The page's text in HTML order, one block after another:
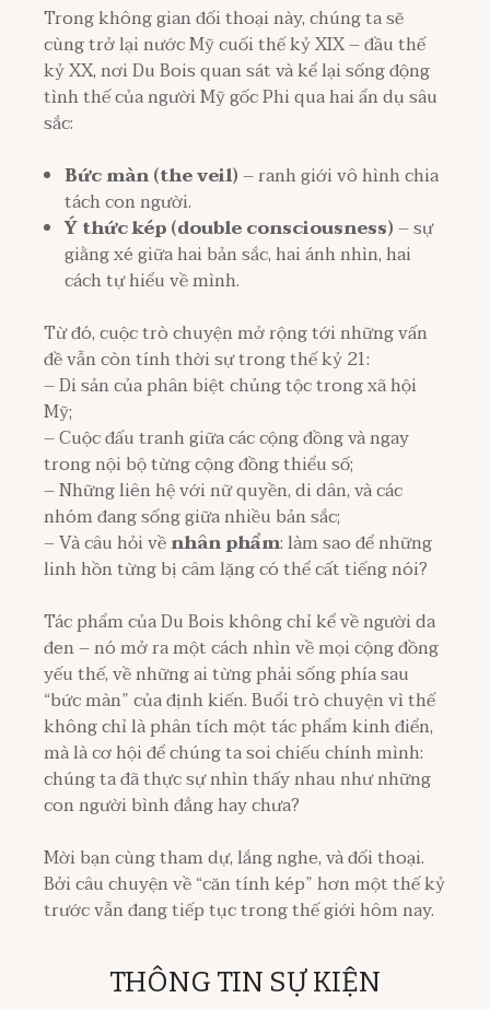
Trong không gian đối thoại này, chúng ta sẽ
cùng trở lại nước Mỹ cuối thế kỷ XIX – đầu thế
kỷ XX, nơi Du Bois quan sát và kể lại sống động
tình thế của người Mỹ gốc Phi qua hai ẩn dụ sâu
sắc:
Bức màn (the veil)– ranh giới vô hình chia
tách con người.
Ý thức kép (double consciousness)– sự
giằng xé giữa hai bản sắc, hai ánh nhìn, hai
cách tự hiểu về mình.
Từ đó, cuộc trò chuyện mở rộng tới những vấn
đề vẫn còn tính thời sự trong thế kỷ 21:
– Di sản của phân biệt chủng tộc trong xã hội
Mỹ;
– Cuộc đấu tranh giữa các cộng đồng và ngay
trong nội bộ từng cộng đồng thiểu số;
– Những liên hệ với nữ quyền, di dân, và các
nhóm đang sống giữa nhiều bản sắc;
– Và câu hỏi vềnhân phẩm: làm sao để những
linh hồn từng bị câm lặng có thể cất tiếng nói?
Tác phẩm của Du Bois không chỉ kể về người da
đen – nó mở ra một cách nhìn về mọi cộng đồng
yếu thế, về những ai từng phải sống phía sau
“bức màn” của định kiến. Buổi trò chuyện vì thế
không chỉ là phân tích một tác phẩm kinh điển,
mà là cơ hội để chúng ta soi chiếu chính mình:
chúng ta đã thực sự nhìn thấy nhau như những
con người bình đẳng hay chưa?
Mời bạn cùng tham dự, lắng nghe, và đối thoại.
Bởi câu chuyện về “căn tính kép” hơn một thế kỷ
trước vẫn đang tiếp tục trong thế giới hôm nay.
THÔNG TIN SỰ KIỆN